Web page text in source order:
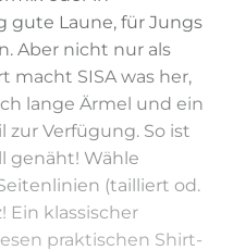
gute Laune, für Jungs
Aber nicht nur als
macht SISA was her,
lange Ärmel und ein
Verfügung. So ist
genäht! Wähle
(tailliert od.
Ein klassischer
praktischen Shirt-